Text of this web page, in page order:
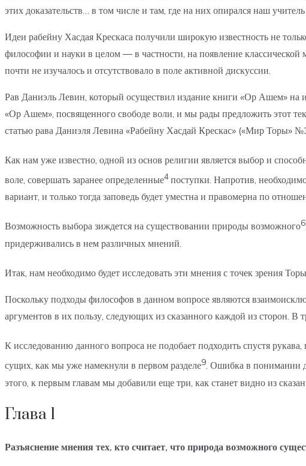
этих доказательств… в том числе и там, где на них опирался наш
Идеи рабейну Хасдая Крескаса получили широкую известность не
философии и науки в целом — в частности, на появление
почти не изучалось и отсутствовало в поле активной дискуссии.
Рав Даниэль Левин, который осуществил издание книги «Ор Ашем» на
«Ор Ашем», посвященного свободе воли, и мы рады предложить этот
статью рава Даниэля Левина «Рабейну Хасдай Крескас» («Мир Торы»
Как нам уже известно, одной из основ религии является выбор и
воле, совершать заранее определенные4поступки. Напротив,
вариант, и только тогда заповедь будет уместна и правомерна по
Возможность выбора зиждется на существовании природы возможного6
придерживались в нем различных мнений.
Итак, нам необходимо будет исследовать эти мнения с точек зрения
Поскольку подходы философов в данном вопросе являются
аргументов в их пользу, следующих из сказанного каждой из
К исследованию данного вопроса не подобает подходить спустя
сущих, как мы уже намекнули в первом разделе9. Ошибка в понимании
этого, к первым главам мы добавили еще три, как станет видно из
Глава 1
Разъяснение мнения тех, кто считает, что природа возможного